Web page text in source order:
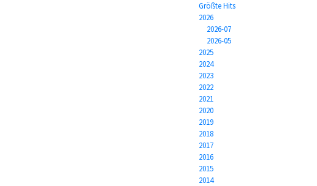
Größte Hits
2026
2026-07
2026-05
2025
2024
2023
2022
2021
2020
2019
2018
2017
2016
2015
2014